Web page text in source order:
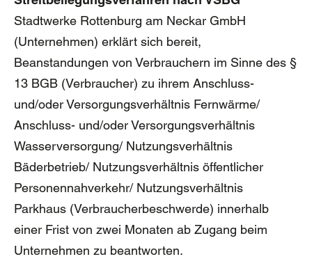
Stadtwerke Rottenburg am Neckar GmbH
(Unternehmen) erklärt sich bereit,
Beanstandungen von Verbrauchern im Sinne des §
13 BGB (Verbraucher) zu ihrem Anschluss-
und/oder Versorgungsverhältnis Fernwärme/
Anschluss- und/oder Versorgungsverhältnis
Wasserversorgung/ Nutzungsverhältnis
Bäderbetrieb/ Nutzungsverhältnis öffentlicher
Personennahverkehr/ Nutzungsverhältnis
Parkhaus (Verbraucherbeschwerde) innerhalb
einer Frist von zwei Monaten ab Zugang beim
Unternehmen zu beantworten.